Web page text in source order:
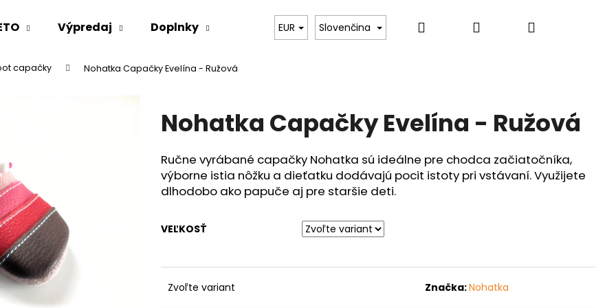
Výpredaj Doplnky Oblečenie Kontakt
EUR Slovenčina Hľadať PrihlásenieNákupný
capačky Nohatka Capačky Evelína - Ružová
Nohatka Capačky Evelína - Ružová
Ručne vyrábané capačky Nohatka sú ideálne pre chodca začiatočníka,
výborne istia nôžku a dieťatku dodávajú pocit istoty pri vstávaní. Využijete
dlhodobo ako papuče aj pre staršie deti.
VEĽKOSŤ
Zvoľte variant Značka:Nohatka
Čo potrebujete nájsť?
HĽADAŤ